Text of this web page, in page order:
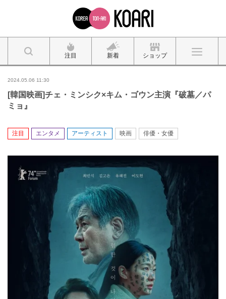
注目 新着 ショップ
2024.05.06 11:30
[韓国映画]チェ・ミンシク×キム・ゴウン主演『破墓／パ
ミョ』
注目 エンタメ アーティスト 映画 俳優・女優